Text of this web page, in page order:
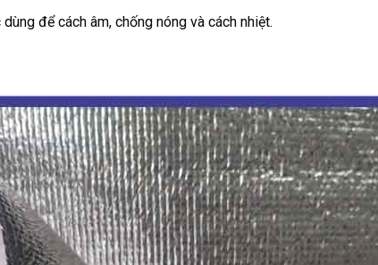
để cách âm, chống nóng và cách nhiệt.